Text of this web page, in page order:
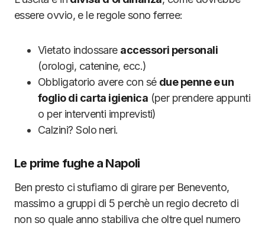
essere ovvio, e le regole sono ferree:
Vietato indossare accessori personali
(orologi, catenine, ecc.)
Obbligatorio avere con sé due penne e un
foglio di carta igienica (per prendere appunti
o per interventi imprevisti)
Calzini? Solo neri.
Le prime fughe a Napoli
Ben presto ci stufiamo di girare per Benevento,
massimo a gruppi di 5 perchè un regio decreto di
non so quale anno stabiliva che oltre quel numero